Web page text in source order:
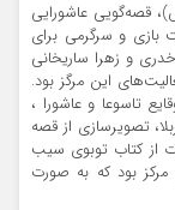
عاشورایی
بازی و سرگرمی برای
و زهرا ساریخانی
این مرگز بود.‌
تاسوعا و عاشورا ،
تصویرسازی از قصه
از کتاب توبوی سیب
بود که به صورت